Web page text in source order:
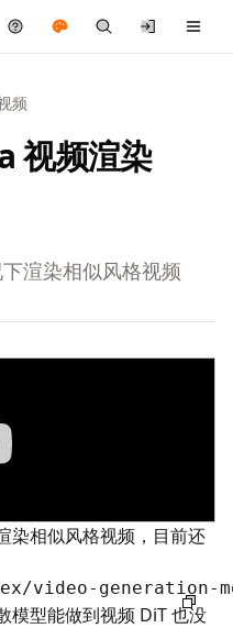
频
视频渲染
渲染相似风格视频
染相似风格视频，目前还
video-generation-
模型能做到视频 DiT 也没